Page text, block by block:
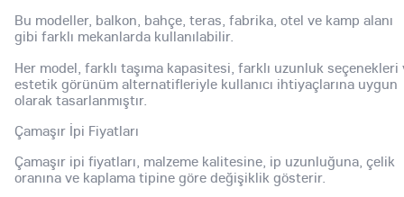
Bu modeller, balkon, bahçe, teras, fabrika, otel ve kamp alanı
gibi farklı mekanlarda kullanılabilir.
Her model, farklı taşıma kapasitesi, farklı uzunluk seçenekleri
estetik görünüm alternatifleriyle kullanıcı ihtiyaçlarına uygun
olarak tasarlanmıştır.
Çamaşır İpi Fiyatları
Çamaşır ipi fiyatları, malzeme kalitesine, ip uzunluğuna, çelik
oranına ve kaplama tipine göre değişiklik gösterir.